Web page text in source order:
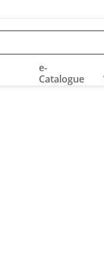
e-
Catalogue